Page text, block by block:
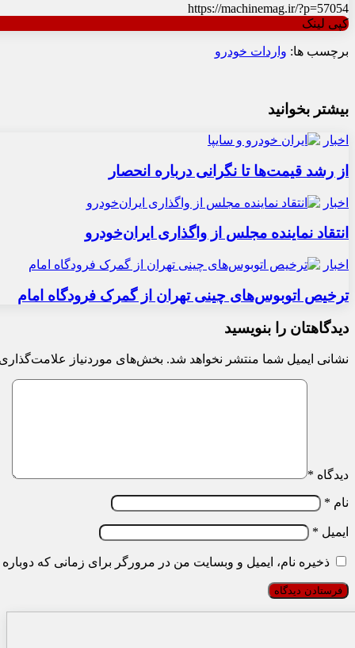
https://machinemag.ir/?p=57054
کپی لینک
برچسب ها: واردات خودرو
بیشتر بخوانید
اخبار
از رشد قیمت‌ها تا نگرانی درباره انحصار
اخبار
انتقاد نماینده مجلس از واگذاری ایران‌خودرو
اخبار
ترخیص اتوبوس‌های چینی تهران از گمرک فرودگاه امام
دیدگاهتان را بنویسید
نشانی ایمیل شما منتشر نخواهد شد. بخش‌های موردنیاز
دیدگاه *
نام *
ایمیل *
ذخیره نام، ایمیل و وبسایت من در مرورگر برای زمانی که